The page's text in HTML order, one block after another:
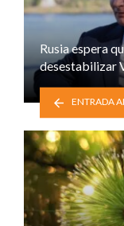
Rusia espera
desestabilizar
ENTRADA